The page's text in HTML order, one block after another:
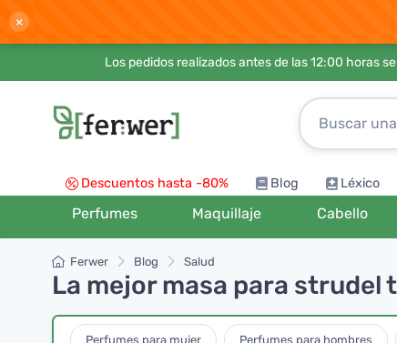
×
Los pedidos realizados antes de las 12:00 horas
Descuentos hasta -80% Blog Léxico
Perfumes Maquillaje Cabello
Ferwer Blog Salud
La mejor masa para strudel
Perfumes para mujer Perfumes para hombres